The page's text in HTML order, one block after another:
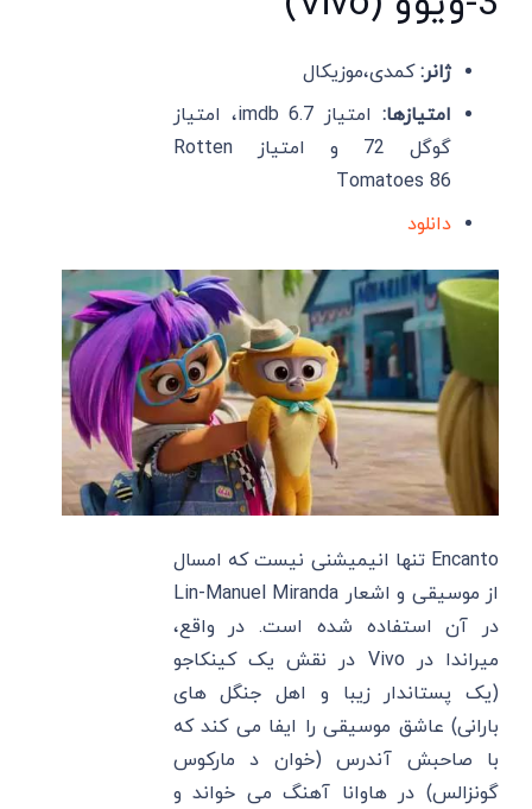
ژانر:کمدی،موزیکال
امتیازها:
امتیاز imdb 6.7، امتیاز
گوگل 72 و امتیاز Rotten
Tomatoes 86
دانلود
Encanto تنها انیمیشنی نیست که امسال
از موسیقی و اشعار Lin-Manuel Miranda
در آن استفاده شده است. در واقع،
میراندا در Vivo در نقش یک کینکاجو
(یک پستاندار زیبا و اهل جنگل های
بارانی) عاشق موسیقی را ایفا می کند که
با صاحبش آندرس (خوان د مارکوس
گونزالس) در هاوانا آهنگ می خواند و